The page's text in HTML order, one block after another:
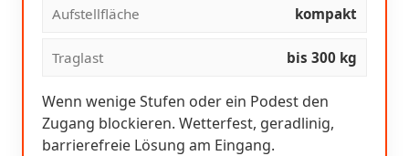
Aufstellfläche kompakt
Traglast bis 300 kg
Wenn wenige Stufen oder ein Podest den
Zugang blockieren. Wetterfest, geradlinig,
barrierefreie Lösung am Eingang.